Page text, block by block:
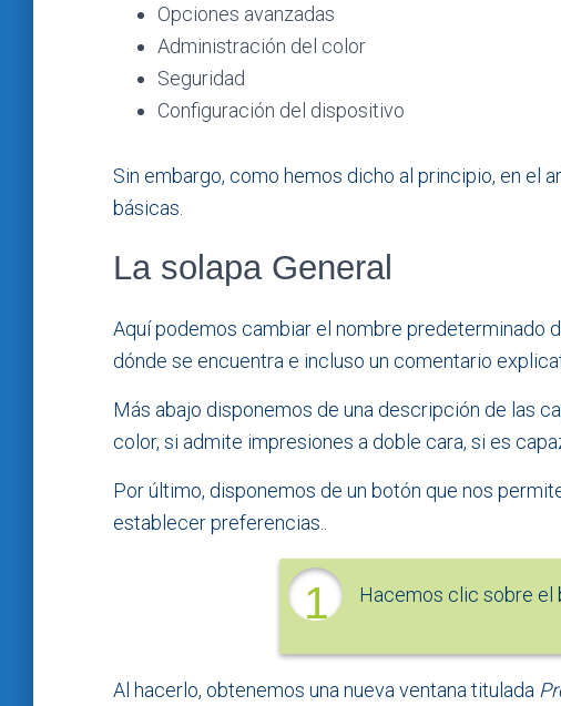
Opciones avanzadas
Administración del color
Seguridad
Configuración del dispositivo
Sin embargo, como hemos dicho al principio, en el
básicas.
La solapa General
Aquí podemos cambiar el nombre predeterminado
dónde se encuentra e incluso un comentario
Más abajo disponemos de una descripción de las
color, si admite impresiones a doble cara, si es
Por último, disponemos de un botón que nos
establecer preferencias..
1 Hacemos clic sobre el
Al hacerlo, obtenemos una nueva ventana titulada